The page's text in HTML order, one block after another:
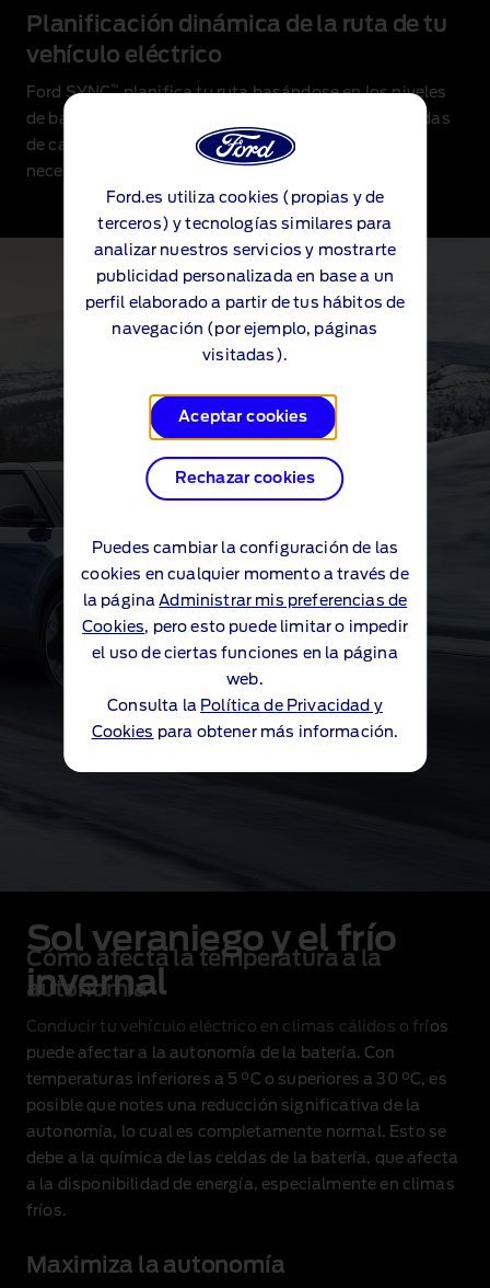
Ford.es utiliza cookies (propias y de
terceros) y tecnologías similares para
analizar nuestros servicios y mostrarte
publicidad personalizada en base a un
perfil elaborado a partir de tus hábitos de
navegación (por ejemplo, páginas
visitadas).
Aceptar cookies
Rechazar cookies
Puedes cambiar la configuración de las
cookies en cualquier momento a través de
la páginaAdministrar mis preferencias de
Cookies, pero esto puede limitar o impedir
el uso de ciertas funciones en la página
web.
Consulta la Política de Privacidad y
Cookies para obtener más información.
Planificación dinámica de la ruta de tu
vehículo eléctrico
Ford SYNC™ planifica tu ruta basándose en los niveles
de batería actuales y previstos, sugiriendo las paradas
de carga más cómodas, en caso de que fueran
necesarias.
Sol veraniego y el frío
invernal
Cómo afecta la temperatura a la
autonomía
Conducir tu vehículo eléctrico en climas cálidos o fríos
puede afectar a la autonomía de la batería. Con
temperaturas inferiores a 5 °C o superiores a 30 °C, es
posible que notes una reducción significativa de la
autonomía, lo cual es completamente normal. Esto se
debe a la química de las celdas de la batería, que afecta
a la disponibilidad de energía, especialmente en climas
fríos.
Maximiza la autonomía